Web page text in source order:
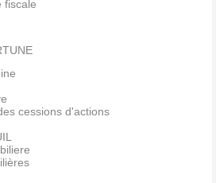
fiscale
cessions d'actions